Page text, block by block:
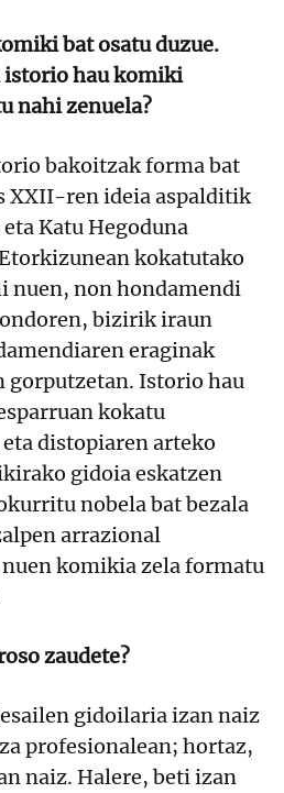
bat osatu duzue.
istorio hau komiki
nahi zenuela?
bakoitzak forma bat
XXII-ren ideia aspalditik
Katu Hegoduna
kokatutako
nuen, non hondamendi
bizirik iraun
eraginak
gorputzetan. Istorio hau
kokatu
distopiaren arteko
gidoia eskatzen
nobela bat bezala
arrazional
komikia zela formatu
zaudete?
gidoilaria izan naiz
profesionalean; hortaz,
naiz. Halere, beti izan